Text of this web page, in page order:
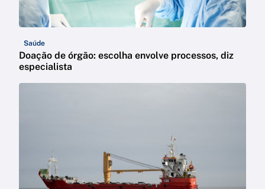
Saúde
Doação de órgão: escolha envolve processos, diz
especialista